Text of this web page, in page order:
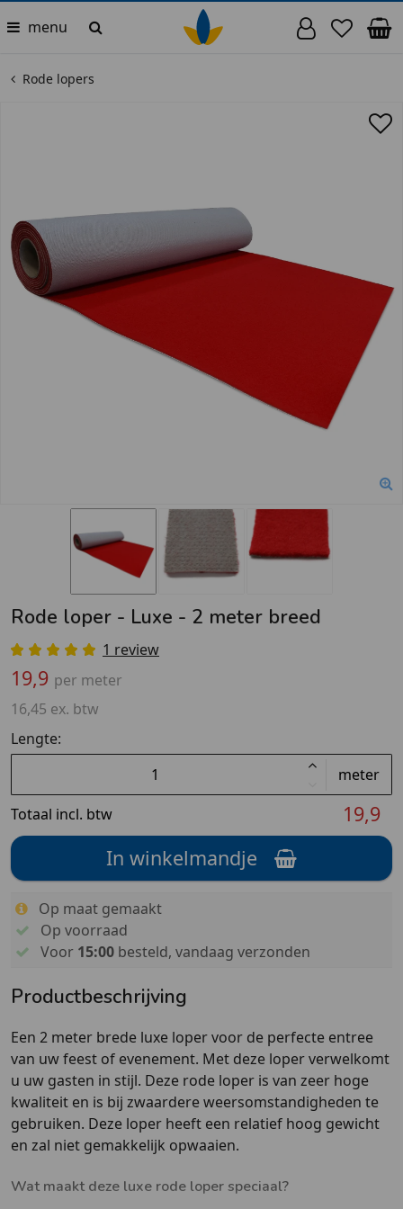
menu
Rode lopers
Rode loper - Luxe - 2 meter breed
1 review
19,9 per meter
16,45 ex. btw
Lengte:
meter
Totaal incl. btw
19,9
In winkelmandje
Op maat gemaakt
Op voorraad
Voor 15:00besteld, vandaag verzonden
Productbeschrijving
Een 2 meter brede luxe loper voor de perfecte entree
van uw feest of evenement. Met deze loper verwelkomt
u uw gasten in stijl. Deze rode loper is van zeer hoge
kwaliteit en is bij zwaardere weersomstandigheden te
gebruiken. Deze loper heeft een relatief hoog gewicht
en zal niet gemakkelijk opwaaien.
Wat maakt deze luxe rode loper speciaal?